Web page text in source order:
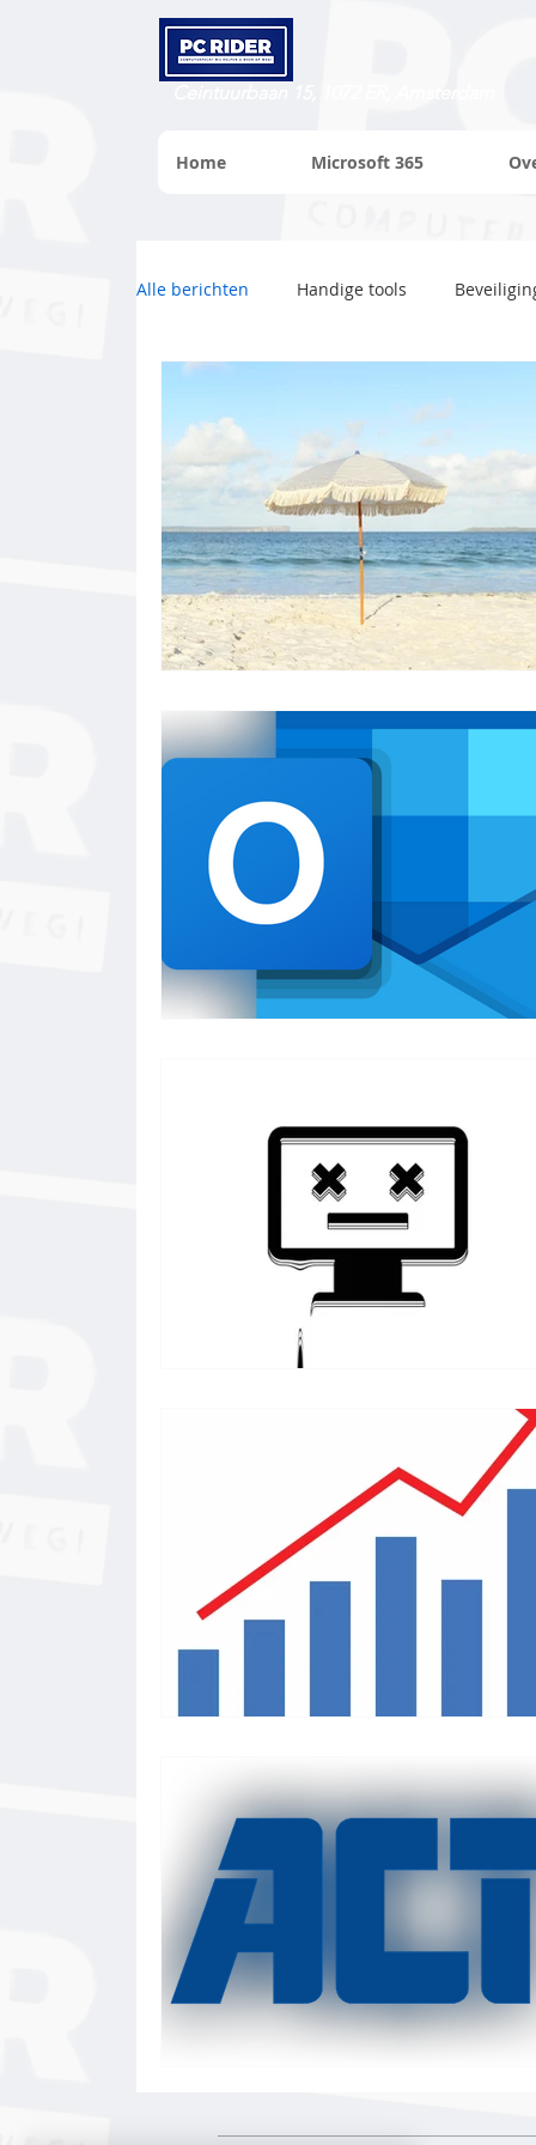
Home Microsoft 365
Alle berichten Handige tools